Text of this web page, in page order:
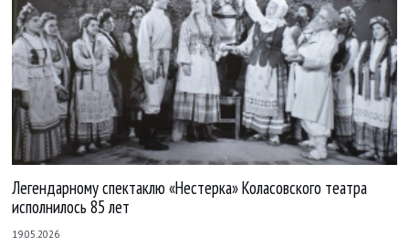
Легендарному спектаклю «Нестерка» Коласовского театра
исполнилось 85 лет
19.05.2026